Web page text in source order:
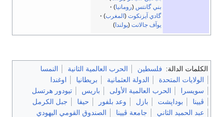
بني گانتس (رومانيا)
گادي آيزنكوت ( المغرب)
يوآف جالانت (پولندا)
الكلمات الدالة: فلسطين الحرب العالمية الثانية
النمسا
الولايات المتحدة
الدولة العثمانية بريطانيا
اوغندا
سويسرا
الحرب العالمية الأولى باريس
تيودور هرتسل
ڤيينا
بوداپشت بازل وعد بلفور حيفا
جبل الكرمل
عبد الحميد الثاني
جامعة ڤيينا الصندوق القومي اليهودي